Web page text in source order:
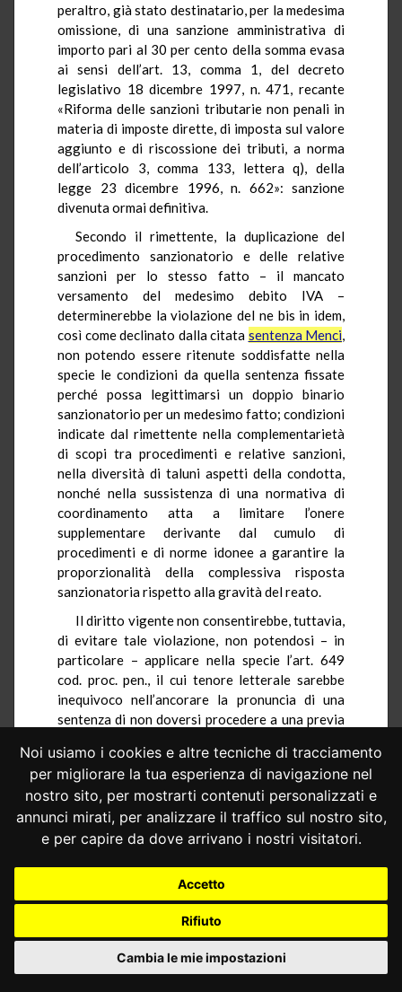
Noi usiamo i cookies e altre tecniche di tracciamento
per migliorare la tua esperienza di navigazione nel
nostro sito, per mostrarti contenuti personalizzati e
annunci mirati, per analizzare il traffico sul nostro sito,
e per capire da dove arrivano i nostri visitatori.
Accetto
Rifiuto
Cambia le mie impostazioni
peraltro, già stato destinatario, per la medesima
omissione, di una sanzione amministrativa di
importo pari al 30 per cento della somma evasa
ai sensi dell’art. 13, comma 1, del decreto
legislativo 18 dicembre 1997, n. 471, recante
«Riforma delle sanzioni tributarie non penali in
materia di imposte dirette, di imposta sul valore
aggiunto e di riscossione dei tributi, a norma
dell’articolo 3, comma 133, lettera q), della
legge 23 dicembre 1996, n. 662»: sanzione
divenuta ormai definitiva.
Secondo il rimettente, la duplicazione del
procedimento sanzionatorio e delle relative
sanzioni per lo stesso fatto – il mancato
versamento del medesimo debito IVA –
determinerebbe la violazione del ne bis in idem,
così come declinato dalla citata sentenza Menci,
non potendo essere ritenute soddisfatte nella
specie le condizioni da quella sentenza fissate
perché possa legittimarsi un doppio binario
sanzionatorio per un medesimo fatto; condizioni
indicate dal rimettente nella complementarietà
di scopi tra procedimenti e relative sanzioni,
nella diversità di taluni aspetti della condotta,
nonché nella sussistenza di una normativa di
coordinamento atta a limitare l’onere
supplementare derivante dal cumulo di
procedimenti e di norme idonee a garantire la
proporzionalità della complessiva risposta
sanzionatoria rispetto alla gravità del reato.
Il diritto vigente non consentirebbe, tuttavia,
di evitare tale violazione, non potendosi – in
particolare – applicare nella specie l’art. 649
cod. proc. pen., il cui tenore letterale sarebbe
inequivoco nell’ancorare la pronuncia di una
sentenza di non doversi procedere a una previa
pronunciata da altro giudice penale. Di qui la
richiesta a questa Corte di estendere,
attraverso una pronuncia additiva, l’ambito
applicativo dell’art. 649 cod. proc. pen.
all’ipotesi, che qui viene in rilievo, in cui
fatto in via amministrativa con una sanzione
amministrativa definitiva dal carattere
“punitivo”, come quella prevista dall’art. 13,
comma 1, del d.lgs. n. 471 del 1997.
1.2.– Il giudice a quo ritiene, inoltre, che